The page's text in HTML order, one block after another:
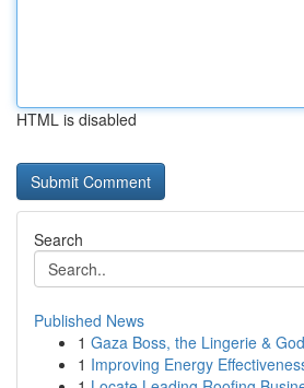
HTML is disabled
Search
Published News
1 Gaza Boss, the Lingerie &
1 Improving Energy